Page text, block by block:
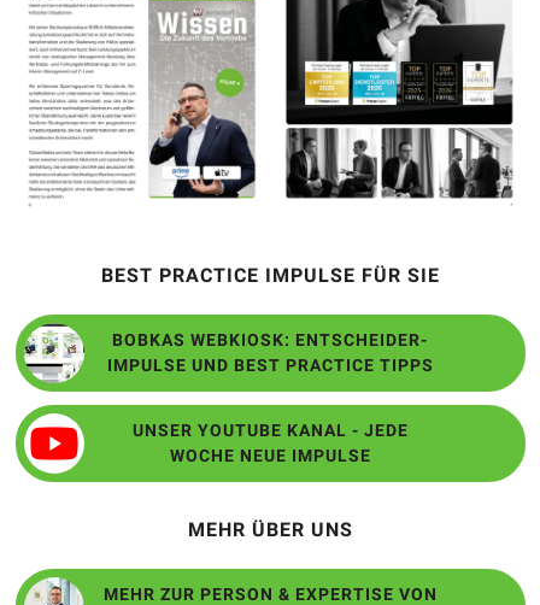
BEST PRACTICE IMPULSE FÜR SIE
BOBKAS WEBKIOSK: ENTSCHEIDER-
IMPULSE UND BEST PRACTICE TIPPS
UNSER YOUTUBE KANAL - JEDE
WOCHE NEUE IMPULSE
MEHR ÜBER UNS
MEHR ZUR PERSON & EXPERTISE VON